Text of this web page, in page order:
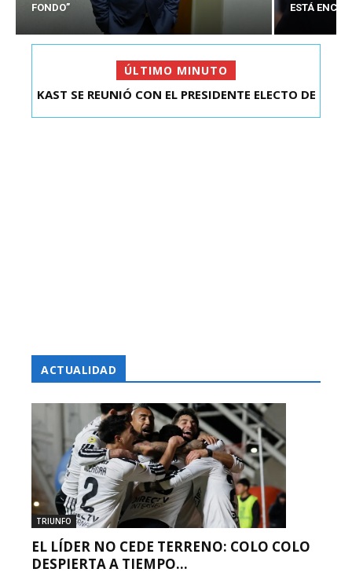
FONDO”
ESTÁ
ÚLTIMO MINUTO
HARBOE: “LO QUE SE REQUIERE AHORA ES HACER
ACTUALIDAD
TRIUNFO
EL LÍDER NO CEDE TERRENO: COLO COLO
DESPIERTA A TIEMPO...